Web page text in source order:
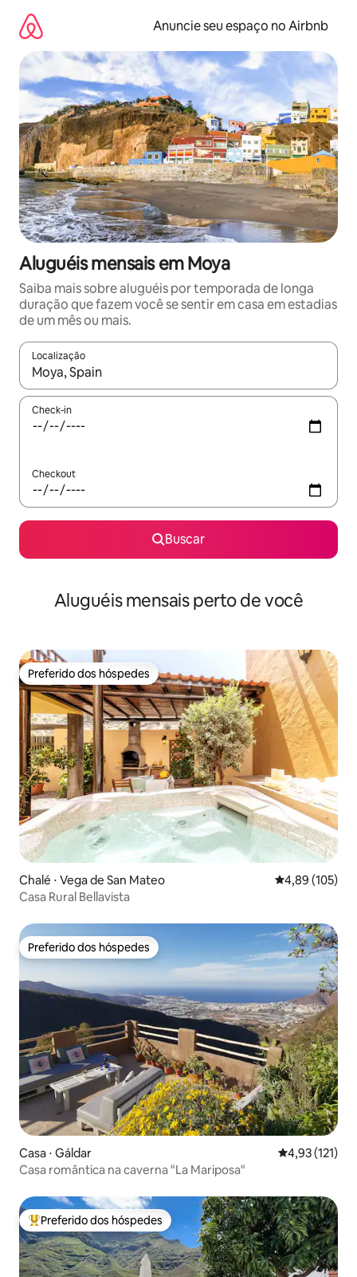
para
conteúdo
Anuncie seu espaço no Airbnb
Aluguéis mensais em Moya
Saiba mais sobre aluguéis por temporada de longa
duração que fazem você se sentir em casa em estadias
de um mês ou mais.
Localização
Quando os resultados estiverem disponíveis, explore-os
Check-in
Checkout
Buscar
Aluguéis mensais perto de você
Preferido dos hóspedes
Preferido dos hóspedes
Chalé ⋅ Vega de San Mateo 4,89 de uma
4,89 (105)
Casa Rural Bellavista
Preferido dos hóspedes
Preferido dos hóspedes
Casa ⋅ Gáldar 4,93 de uma
4,93 (121)
Casa romântica na caverna "La Mariposa"
Entre os melhores preferidos dos hóspedes
Preferido dos hóspedes